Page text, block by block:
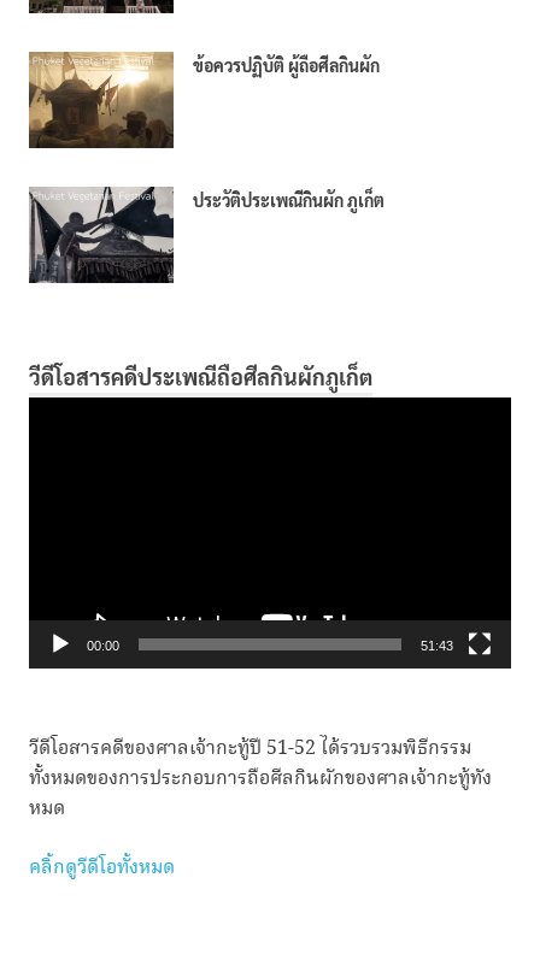
ข้อควรปฏิบัติ ผู้ถือศีลกินผัก
ประวัติประเพณีกินผัก ภูเก็ต
วีดีโอสารคดีประเพณีถือศีลกินผักภูเก็ต
00:00 51:43
วีดีโอสารคดีของศาลเจ้ากะทู้ปี 51-52 ได้รวบรวมพิธีกรรม
ทั้งหมดของการประกอบการถือศีลกินผักของศาลเจ้ากะทู้ทัง
หมด
คลิ้กดูวีดีโอทั้งหมด